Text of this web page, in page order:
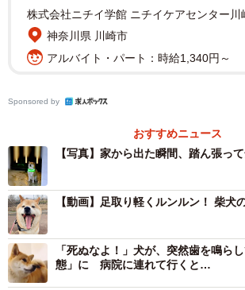
株式会社ニチイ学館 ニチイケアセンター川
神奈川県 川崎市
アルバイト・パート：時給1,340円～
Sponsored by
おすすめニュース
【写真】家から出た瞬間、踏ん張っ
【動画】足取り軽くルンルン！ 柴犬
「死ぬなよ！」犬が、突然歯を鳴ら
態」に 病院に連れて行くと…